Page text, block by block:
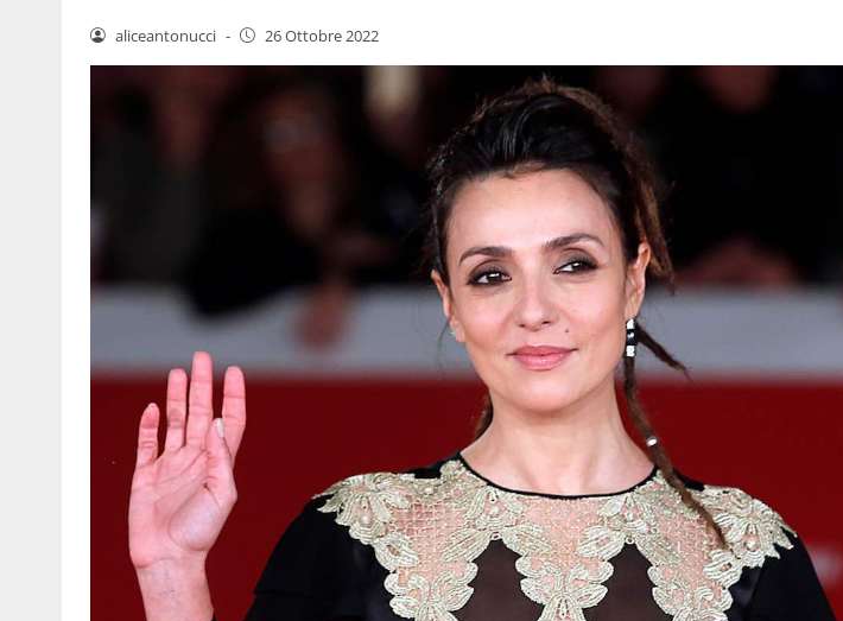
aliceantonucci - 26 Ottobre 2022